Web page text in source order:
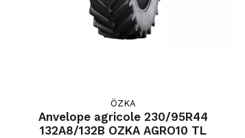
ÖZKA
Anvelope agricole 230/95R44
132A8/132B OZKA AGRO10 TL